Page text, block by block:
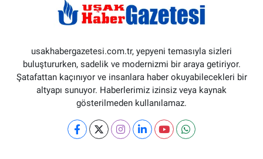
usakhabergazetesi.com.tr, yepyeni temasıyla sizleri
buluştururken, sadelik ve modernizmi bir araya getiriyor.
Şatafattan kaçınıyor ve insanlara haber okuyabilecekleri bir
altyapı sunuyor. Haberlerimiz izinsiz veya kaynak
gösterilmeden kullanılamaz.